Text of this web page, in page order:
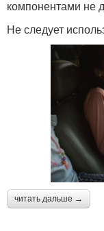
компонентами не
Не следует
читать дальше →